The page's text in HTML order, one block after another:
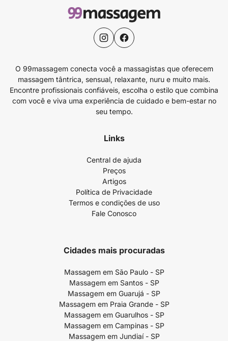
O 99massagem conecta você a massagistas que oferecem
massagem tântrica, sensual, relaxante, nuru e muito mais.
Encontre profissionais confiáveis, escolha o estilo que combina
com você e viva uma experiência de cuidado e bem-estar no
seu tempo.
Links
Central de ajuda
Preços
Artigos
Política de Privacidade
Termos e condições de uso
Fale Conosco
Cidades mais procuradas
Massagem em São Paulo - SP
Massagem em Santos - SP
Massagem em Guarujá - SP
Massagem em Praia Grande - SP
Massagem em Guarulhos - SP
Massagem em Campinas - SP
Massagem em Jundiaí - SP